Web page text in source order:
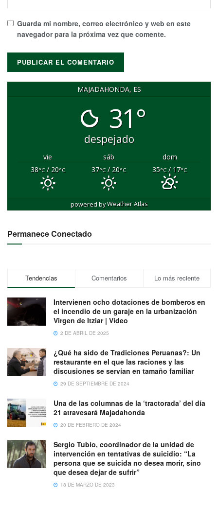
Guarda mi nombre, correo electrónico y web en este
navegador para la próxima vez que comente.
MAJADAHONDA, ES
31°
despejado
vie sáb
dom
38°C/ 20°C 37°C/ 20°C 35°C/ 17°C
powered byWeather Atlas
Permanece Conectado
Tendencias Comentarios Lo más reciente
Intervienen ocho dotaciones de bomberos en
el incendio de un garaje en la urbanización
Virgen de Itziar | Vídeo
2 DE ABRIL DE 2025
¿Qué ha sido de Tradiciones Peruanas?: Un
restaurante en el que las raciones y las
discusiones se servían en tamaño familiar
29 DE SEPTIEMBRE DE 2024
Una de las columnas de la ‘tractorada’ del día
21 atravesará Majadahonda
20 DE FEBRERO DE 2024
Sergio Tubío, coordinador de la unidad de
intervención en tentativas de suicidio: “La
persona que se suicida no desea morir, sino
que desea dejar de sufrir”
18 DE MARZO DE 2023